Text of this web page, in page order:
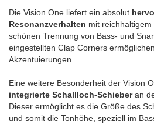
Die Vision One liefert ein absolut
Resonanzverhalten mit
schönen Trennung von Bass- und
eingestellten Clap Corners
Akzentuierungen.
Eine weitere Besonderheit der Vision
integrierte Schallloch-Schieberan
Dieser ermöglicht es die Größe des
und somit die Tonhöhe, speziell im